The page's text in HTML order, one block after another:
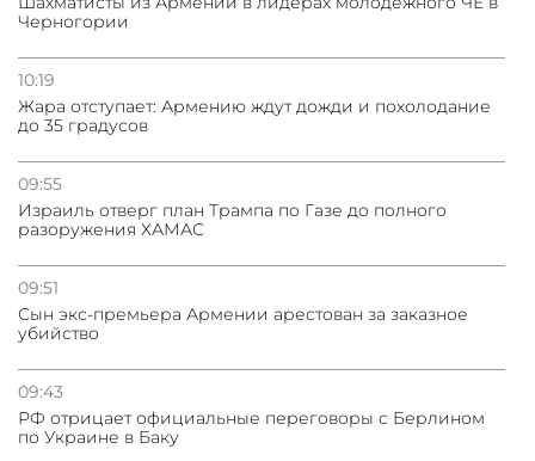
Черногории
10:19
Жара отступает: Армению ждут дожди и похолодание
до 35 градусов
09:55
Израиль отверг план Трампа по Газе до полного
разоружения ХАМАС
09:51
Сын экс-премьера Армении арестован за заказное
убийство
09:43
РФ отрицает официальные переговоры с Берлином
по Украине в Баку
03.08.2026
Стратегия безопасности ОДКБ допускает применение